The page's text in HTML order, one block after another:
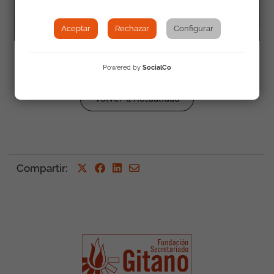
Volver a Actualidad
Compartir:
Aceptar Rechazar Configurar
Powered by SocialCo